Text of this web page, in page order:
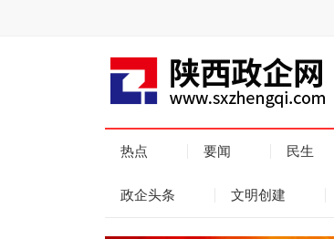
热点 要闻 民生
政企头条 文明创建